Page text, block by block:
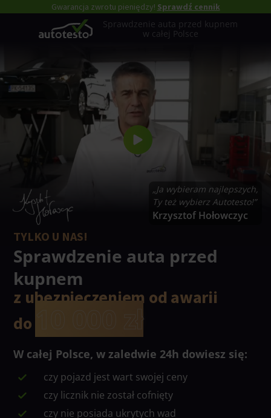
Gwarancja zwrotu pieniędzy! Sprawdź cennik
Sprawdzenie auta przed kupnem
w całej Polsce
„Ja wybieram najlepszych,
Ty też wybierz Autotesto!”
Krzysztof Hołowczyc
TYLKO U NAS!
Sprawdzenie auta przed
kupnem
z ubezpieczeniem od awarii
do
10 000 zł
W całej Polsce, w zaledwie 24h dowiesz się:
czy pojazd jest wart swojej ceny
czy licznik nie został cofnięty
czy nie posiada ukrytych wad